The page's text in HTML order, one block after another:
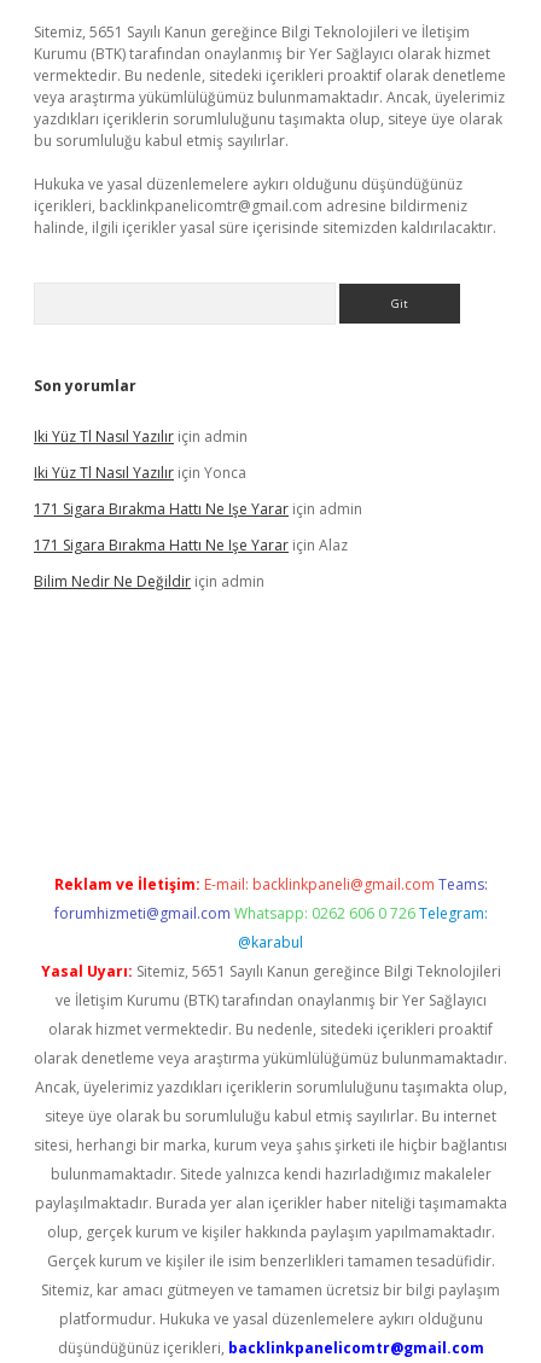
Sitemiz, 5651 Sayılı Kanun gereğince Bilgi Teknolojileri ve İletişim
Kurumu (BTK) tarafından onaylanmış bir Yer Sağlayıcı olarak hizmet
vermektedir. Bu nedenle, sitedeki içerikleri proaktif olarak denetleme
veya araştırma yükümlülüğümüz bulunmamaktadır. Ancak, üyelerimiz
yazdıkları içeriklerin sorumluluğunu taşımakta olup, siteye üye olarak
bu sorumluluğu kabul etmiş sayılırlar.
Hukuka ve yasal düzenlemelere aykırı olduğunu düşündüğünüz
içerikleri, backlinkpanelicomtr@gmail.com adresine bildirmeniz
halinde, ilgili içerikler yasal süre içerisinde sitemizden kaldırılacaktır.
Son yorumlar
Iki Yüz Tl Nasıl Yazılır için admin
Iki Yüz Tl Nasıl Yazılır için Yonca
171 Sigara Bırakma Hattı Ne Işe Yarar için admin
171 Sigara Bırakma Hattı Ne Işe Yarar için Alaz
Bilim Nedir Ne Değildir için admin
Reklam ve İletişim: E-mail: backlinkpaneli@gmail.com Teams:
forumhizmeti@gmail.com Whatsapp: 0262 606 0 726 Telegram:
@karabul
Yasal Uyarı: Sitemiz, 5651 Sayılı Kanun gereğince Bilgi Teknolojileri
ve İletişim Kurumu (BTK) tarafından onaylanmış bir Yer Sağlayıcı
olarak hizmet vermektedir. Bu nedenle, sitedeki içerikleri proaktif
olarak denetleme veya araştırma yükümlülüğümüz bulunmamaktadır.
Ancak, üyelerimiz yazdıkları içeriklerin sorumluluğunu taşımakta olup,
siteye üye olarak bu sorumluluğu kabul etmiş sayılırlar. Bu internet
sitesi, herhangi bir marka, kurum veya şahıs şirketi ile hiçbir bağlantısı
bulunmamaktadır. Sitede yalnızca kendi hazırladığımız makaleler
paylaşılmaktadır. Burada yer alan içerikler haber niteliği taşımamakta
olup, gerçek kurum ve kişiler hakkında paylaşım yapılmamaktadır.
Gerçek kurum ve kişiler ile isim benzerlikleri tamamen tesadüfidir.
Sitemiz, kar amacı gütmeyen ve tamamen ücretsiz bir bilgi paylaşım
platformudur. Hukuka ve yasal düzenlemelere aykırı olduğunu
düşündüğünüz içerikleri, backlinkpanelicomtr@gmail.com